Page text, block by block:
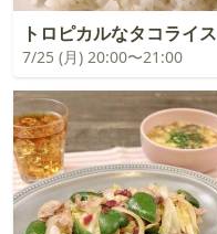
トロピカルなタコライス
7/25 (月) 20:00〜21:00